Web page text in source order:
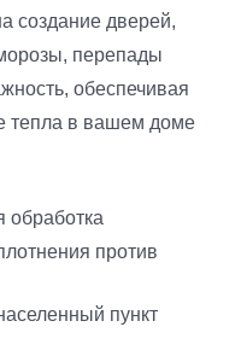
создание дверей,
перепады
обеспечивая
тепла в вашем доме
обработка
против
пункт